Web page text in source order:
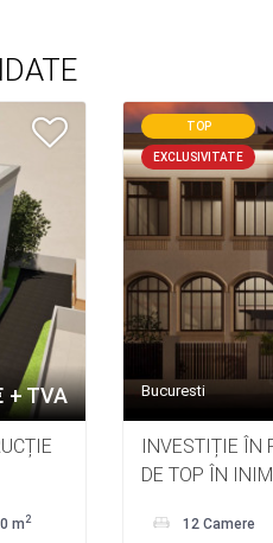
+ TVA
m2
TOP
EXCLUSIVITATE
Bucuresti
INVESTIȚIE ÎN
DE TOP ÎN
12 Camere